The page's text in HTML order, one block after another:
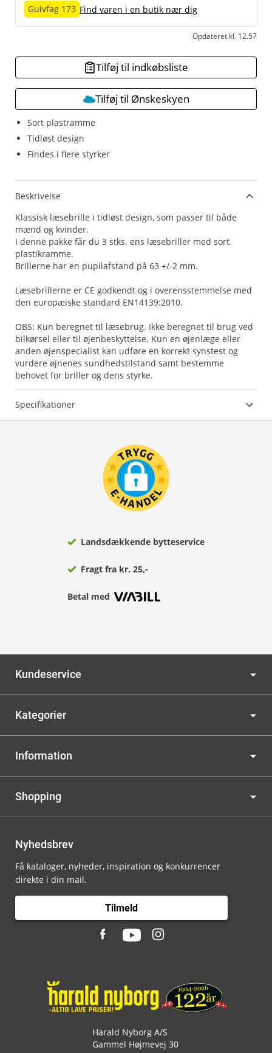
Sort plastramme
Tidløst design
Findes i flere styrker
Gulvfag 173 Find varen i en butik nær dig
Opdateret kl. 12.57
Tilføj til indkøbsliste
Tilføj til Ønskeskyen
Beskrivelse
Klassisk læsebrille i tidløst design, som passer til både
mænd og kvinder.
I denne pakke får du 3 stks. ens læsebriller med sort
plastikramme.
Brillerne har en pupilafstand på 63 +/-2 mm.
Læsebrillerne er CE godkendt og i overensstemmelse med
den europæiske standard EN14139:2010.
OBS: Kun beregnet til læsebrug. Ikke beregnet til brug ved
bilkørsel eller til øjenbeskyttelse. Kun en øjenlæge eller
anden øjenspecialist kan udføre en korrekt synstest og
vurdere øjnenes sundhedstilstand samt bestemme
behovet for briller og dens styrke.
Specifikationer
Landsdækkende bytteservice
Fragt fra kr. 25,-
Betal med
Kundeservice
Kategorier
Information
Shopping
Nyhedsbrev
Få kataloger, nyheder, inspiration og konkurrencer
direkte i din mail.
Tilmeld
Harald Nyborg A/S
Gammel Højmevej 30